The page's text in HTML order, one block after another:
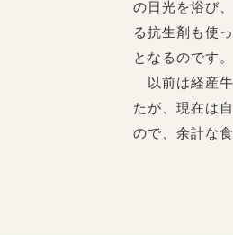
の日光を浴び
る抗生剤も使
となるのです。
以前は経産牛
たが、現在は
ので、余計な